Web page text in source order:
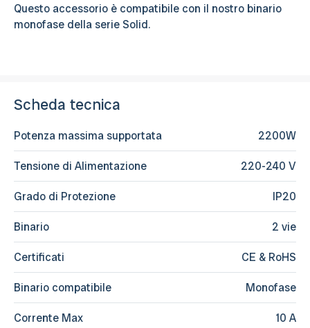
Scheda tecnica
Potenza massima supportata 2200W
Tensione di Alimentazione 220-240 V
Grado di Protezione IP20
Binario 2 vie
Certificati CE & RoHS
Binario compatibile Monofase
Corrente Max 10 A
Questo accessorio è compatibile con il nostro binario
monofase della serie Solid.